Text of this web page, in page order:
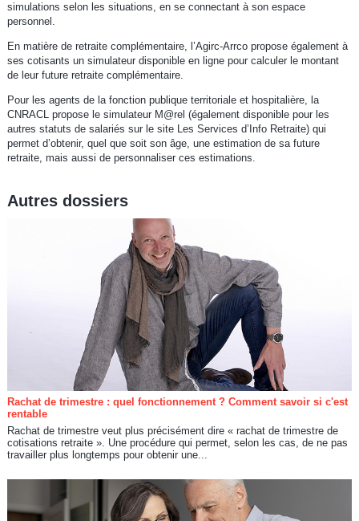
simulations selon les situations, en se connectant à son espace
personnel.
En matière de retraite complémentaire, l’Agirc-Arrco propose également à
ses cotisants un simulateur disponible en ligne pour calculer le montant
de leur future retraite complémentaire.
Pour les agents de la fonction publique territoriale et hospitalière, la
CNRACL propose le simulateur M@rel (également disponible pour les
autres statuts de salariés sur le site Les Services d’Info Retraite) qui
permet d’obtenir, quel que soit son âge, une estimation de sa future
retraite, mais aussi de personnaliser ces estimations.
Autres dossiers
Rachat de trimestre : quel fonctionnement ? Comment savoir si c'est
rentable
Rachat de trimestre veut plus précisément dire « rachat de trimestre de
cotisations retraite ». Une procédure qui permet, selon les cas, de ne pas
travailler plus longtemps pour obtenir une...